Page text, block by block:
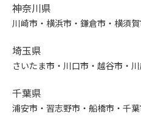
神奈川県
川崎市・横浜市・鎌倉市・横須
埼玉県
さいたま市・川口市・越谷市・
千葉県
浦安市・習志野市・船橋市・千